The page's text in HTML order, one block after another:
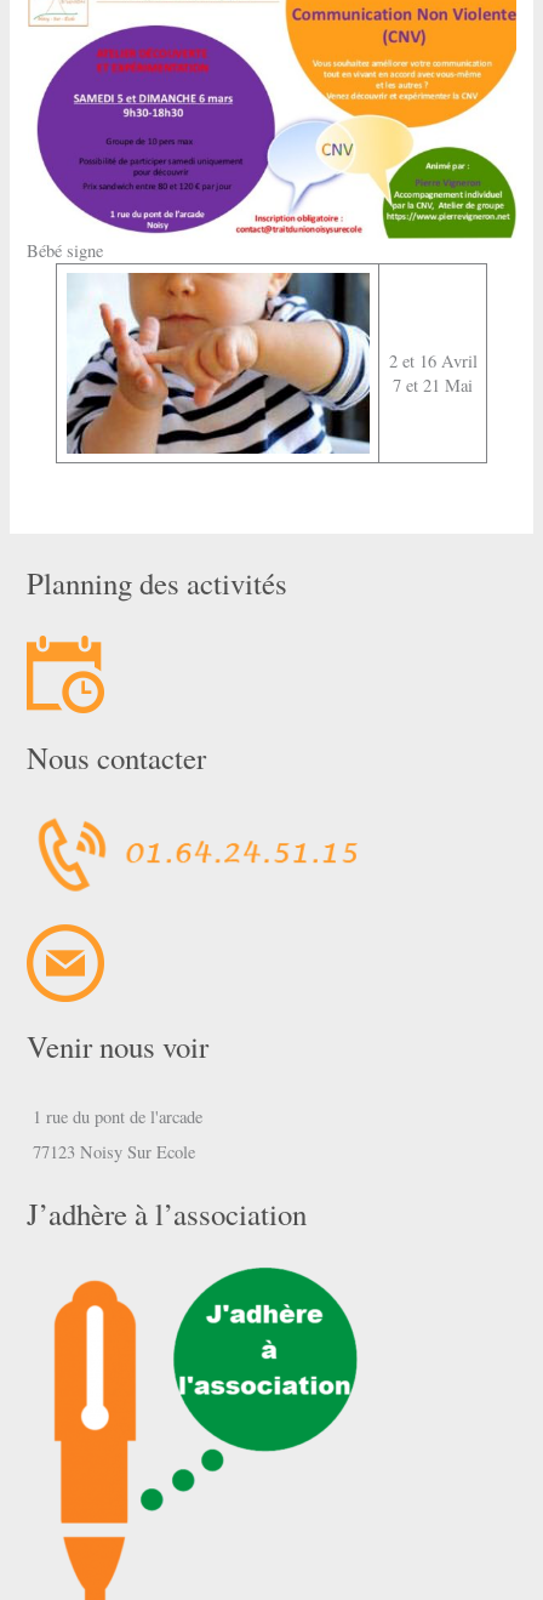
Bébé signe
2 et 16 Avril
7 et 21 Mai
Planning des activités
Nous contacter
Venir nous voir
1 rue du pont de l'arcade
77123 Noisy Sur Ecole
J’adhère à l’association